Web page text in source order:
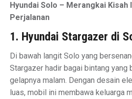
Hyundai Solo – Merangkai Kisah
Perjalanan
1. Hyundai Stargazer di
Di bawah langit Solo yang
Stargazer hadir bagai bintang yang
gelapnya malam. Dengan desain
luas, mobil ini membawa keluarga